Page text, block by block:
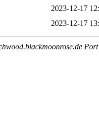
2023-12-17
2023-12-17